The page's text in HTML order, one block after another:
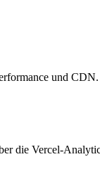
und
die Vercel-